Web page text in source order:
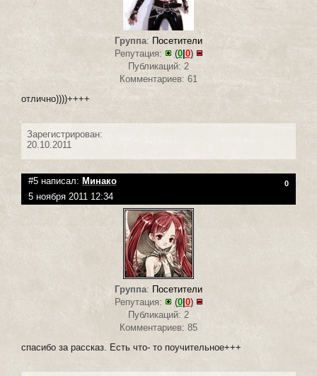
Группа: Посетители
Репутация:
(0| 0)
Публикаций: 2
Комментариев: 61
отлично))))++++
Зарегистрирован:
20.10.2011
#5 написал: Минако 0
5 ноября 2011 12:34
Группа: Посетители
Репутация:
(0| 0)
Публикаций: 2
Комментариев: 85
спасибо за рассказ. Есть что- то поучительное+++